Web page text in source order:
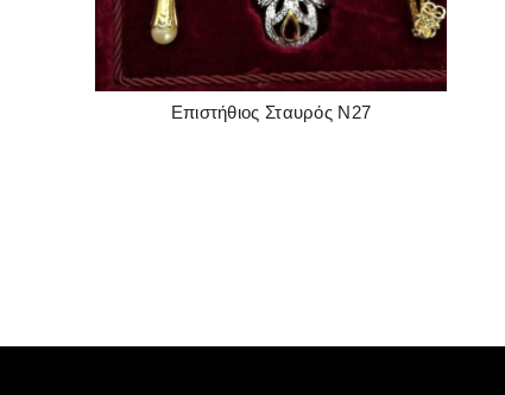
READ MORE
Επιστήθιος Σταυρός Ν27